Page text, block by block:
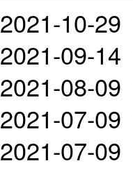
2021-10-29
2021-09-14
2021-08-09
2021-07-09
2021-07-09